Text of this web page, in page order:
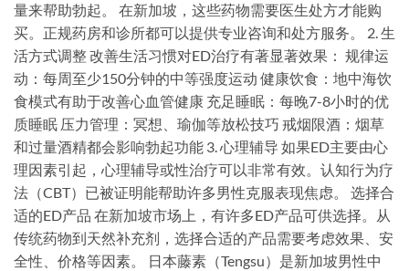
量来帮助勃起。 在新加坡，这些药物需要医生处方才能购
买。正规药房和诊所都可以提供专业咨询和处方服务。 2. 生
活方式调整 改善生活习惯对ED治疗有著显著效果： 规律运
动：每周至少150分钟的中等强度运动 健康饮食：地中海饮
食模式有助于改善心血管健康 充足睡眠：每晚7-8小时的优
质睡眠 压力管理：冥想、瑜伽等放松技巧 戒烟限酒：烟草
和过量酒精都会影响勃起功能 3. 心理辅导 如果ED主要由心
理因素引起，心理辅导或性治疗可以非常有效。认知行为疗
法（CBT）已被证明能帮助许多男性克服表现焦虑。 选择合
适的ED产品 在新加坡市场上，有许多ED产品可供选择。从
传统药物到天然补充剂，选择合适的产品需要考虑效果、安
全性、价格等因素。 日本藤素（Tengsu）是新加坡男性中